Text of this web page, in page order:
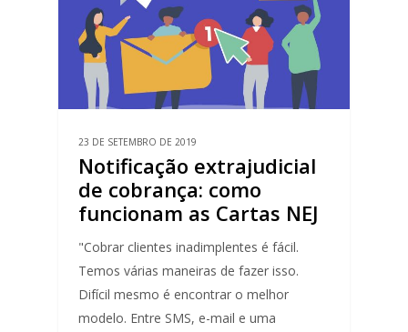
23 DE SETEMBRO DE 2019
Notificação extrajudicial
de cobrança: como
funcionam as Cartas NEJ
"Cobrar clientes inadimplentes é fácil.
Temos várias maneiras de fazer isso.
Difícil mesmo é encontrar o melhor
modelo. Entre SMS, e-mail e uma